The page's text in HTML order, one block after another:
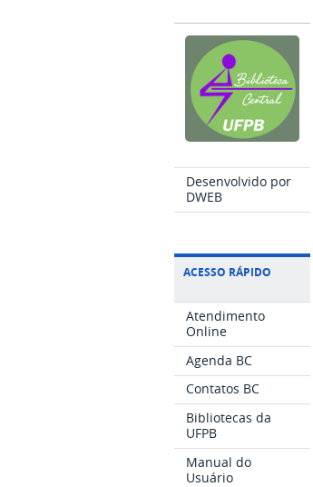
Desenvolvido por
DWEB
ACESSO RÁPIDO
Atendimento
Online
Agenda BC
Contatos BC
Bibliotecas da
UFPB
Manual do
Usuário